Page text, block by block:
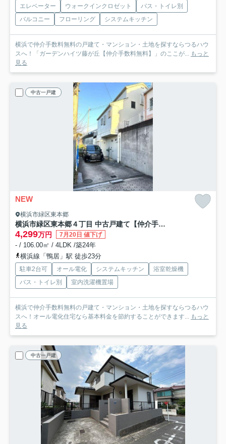
エレベーター ウォークインクロゼット
バス・トイレ別
バルコニー
フローリング システムキッチン
横浜で仲介手数料無料の戸建て・マンション・土地を探すならつるハウ
スへ！「ガーデンハイツ藤が丘【仲介手数料無料】」のここが...
もっと
見る
中古一戸建
NEW
横浜市緑区東本郷
横浜市緑区東本郷４丁目 中古戸建て【仲介手数料無料】カースペース2台
4,299万円 7月20日 値下げ
- / 106.00㎡ / 4LDK /築24年
横浜線「鴨居」駅 徒歩23分
駐車2台可 オール電化 システムキッチン
浴室乾燥機
バス・トイレ別
室内洗濯機置場
横浜で仲介手数料無料の戸建て・マンション・土地を探すならつるハウ
スへ！オール電化住宅なら基本料金を節約することができます...
もっと
見る
中古一戸建